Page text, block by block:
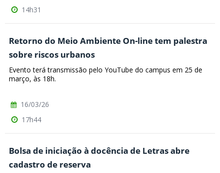
14h31
Retorno do Meio Ambiente On-line tem palestra
sobre riscos urbanos
Evento terá transmissão pelo YouTube do campus em 25 de
março, às 18h.
16/03/26
17h44
Bolsa de iniciação à docência de Letras abre
cadastro de reserva